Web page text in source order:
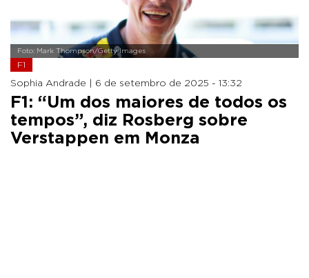
Foto: Mark Thompson/Getty Images
F1
Sophia Andrade | 6 de setembro de 2025 - 13:32
F1: “Um dos maiores de todos os
tempos”, diz Rosberg sobre
Verstappen em Monza